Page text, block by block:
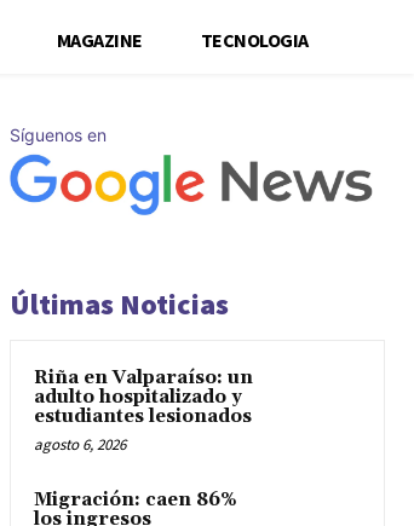
MAGAZINE TECNOLOGIA
Síguenos en
Últimas Noticias
Riña en Valparaíso: un
adulto hospitalizado y
estudiantes lesionados
agosto 6, 2026
Migración: caen 86%
los ingresos